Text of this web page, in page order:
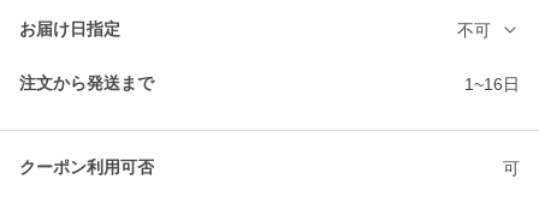
お届け日指定 不可
注文から発送まで 1~16日
クーポン利用可否 可